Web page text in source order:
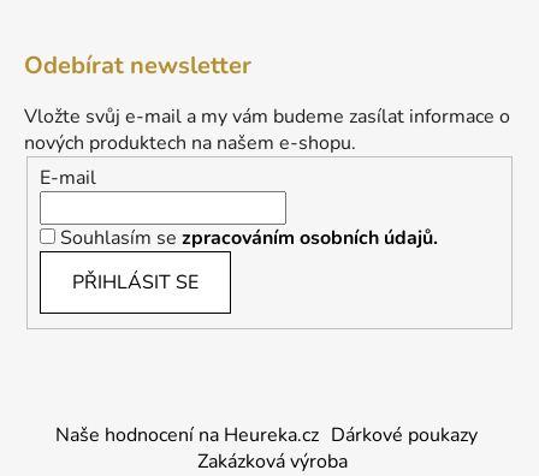
Odebírat newsletter
Vložte svůj e-mail a my vám budeme zasílat informace o
nových produktech na našem e-shopu.
E-mail
Souhlasím se zpracováním osobních údajů.
PŘIHLÁSIT SE
Naše hodnocení na Heureka.cz Dárkové poukazy
Zakázková výroba